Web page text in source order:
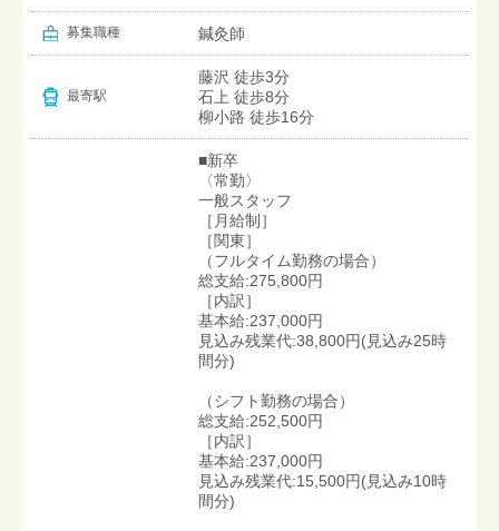
募集職種 鍼灸師
最寄駅
藤沢 徒歩3分
石上 徒歩8分
柳小路 徒歩16分
■新卒
〈常勤〉
一般スタッフ
［月給制］
［関東］
（フルタイム勤務の場合）
総支給:275,800円
［内訳］
基本給:237,000円
見込み残業代:38,800円(見込み25時
間分)
（シフト勤務の場合）
総支給:252,500円
［内訳］
基本給:237,000円
見込み残業代:15,500円(見込み10時
間分)